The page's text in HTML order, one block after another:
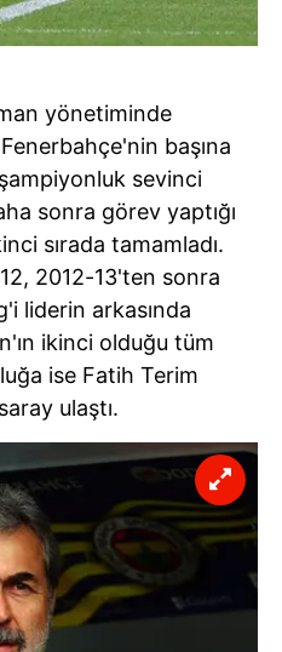
yönetiminde
başına
sevinci
sonra görev yaptığı
sırada tamamladı.
2012-13'ten sonra
liderin arkasında
ikinci olduğu tüm
ise Fatih Terim
ulaştı.